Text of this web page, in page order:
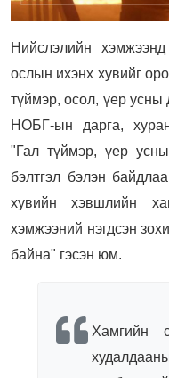
Нийслэлийн
ослын ихэнх хувийг
түймэр, осол, үер усны
НОБГ-ын дарга,
"Гал түймэр, үер
бэлтгэл бэлэн
хувийн хэвшлийн
хэмжээний нэгдсэн
байна" гэсэн юм.
Хамгийн